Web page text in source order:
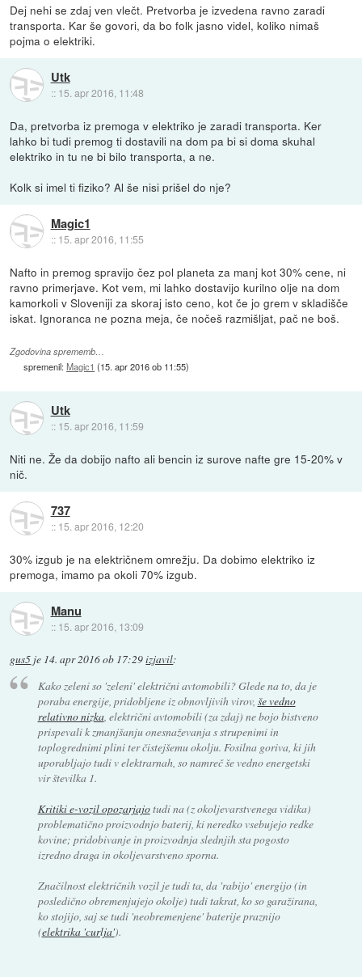
Dej nehi se zdaj ven vlečt. Pretvorba je izvedena ravno zaradi
transporta. Kar še govori, da bo folk jasno videl, koliko nimaš
pojma o elektriki.
Utk
:: 15. apr 2016, 11:48
Da, pretvorba iz premoga v elektriko je zaradi transporta. Ker
lahko bi tudi premog ti dostavili na dom pa bi si doma skuhal
elektriko in tu ne bi bilo transporta, a ne.
Kolk si imel ti fiziko? Al še nisi prišel do nje?
Magic1
:: 15. apr 2016, 11:55
Nafto in premog spravijo čez pol planeta za manj kot 30% cene, ni
ravno primerjave. Kot vem, mi lahko dostavijo kurilno olje na dom
kamorkoli v Sloveniji za skoraj isto ceno, kot če jo grem v skladišče
iskat. Ignoranca ne pozna meja, če nočeš razmišljat, pač ne boš.
Zgodovina sprememb…
spremenil:Magic1 (15. apr 2016 ob 11:55)
Utk
:: 15. apr 2016, 11:59
Niti ne. Že da dobijo nafto ali bencin iz surove nafte gre 15-20% v
nič.
737
:: 15. apr 2016, 12:20
30% izgub je na električnem omrežju. Da dobimo elektriko iz
premoga, imamo pa okoli 70% izgub.
Manu
:: 15. apr 2016, 13:09
gus5 je 14. apr 2016 ob 17:29izjavil:
Kako zeleni so 'zeleni' električni avtomobili? Glede na to, da je
poraba energije, pridobljene iz obnovljivih virov, še vedno
relativno nizka, električni avtomobili (za zdaj) ne bojo bistveno
prispevali k zmanjšanju onesnaževanja s strupenimi in
toplogrednimi plini ter čistejšemu okolju. Fosilna goriva, ki jih
uporabljajo tudi v elektrarnah, so namreč še vedno energetski
vir številka 1.
Kritiki e-vozil opozarjajotudi na (z okoljevarstvenega vidika)
problematično proizvodnjo baterij, ki neredko vsebujejo redke
kovine; pridobivanje in proizvodnja slednjih sta pogosto
izredno draga in okoljevarstveno sporna.
Značilnost električnih vozil je tudi ta, da 'rabijo' energijo (in
posledično obremenjujejo okolje) tudi takrat, ko so garažirana,
ko stojijo, saj se tudi 'neobremenjene' baterije praznijo
(elektrika 'curlja').